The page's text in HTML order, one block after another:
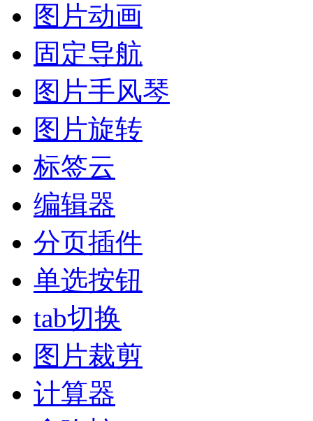
图片动画
固定导航
图片手风琴
图片旋转
标签云
编辑器
分页插件
单选按钮
tab切换
图片裁剪
计算器